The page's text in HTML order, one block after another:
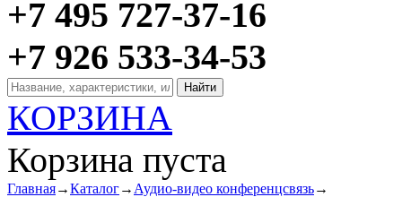
+7 495 727-37-16
+7 926 533-34-53
КОРЗИНА
Корзина пуста
Главная→Каталог→ Аудио-видео конференцсвязь→